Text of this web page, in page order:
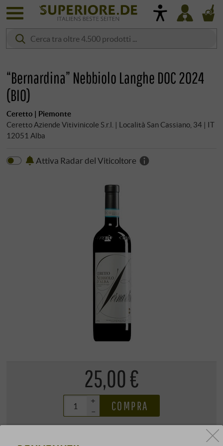
“Bernardina” Nebbiolo Langhe DOC 2024
(BIO)
Ceretto | Piemonte
Ceretto Aziende Vitivinicole S.r.l. | Località San Cassiano, 34 | IT
12051 Alba
Attiva Radar del Viticoltore
25,00 €
+
–
COMPRA